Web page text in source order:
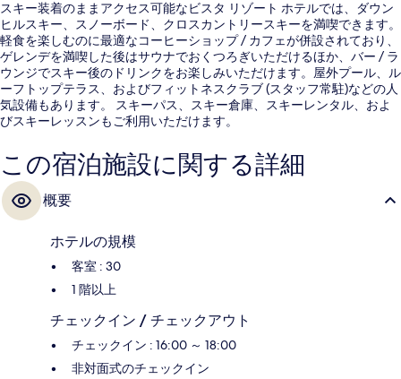
スキー装着のままアクセス可能なビスタ リゾート ホテルでは、ダウン
ヒルスキー、スノーボード、クロスカントリースキーを満喫できます。
軽食を楽しむのに最適なコーヒーショップ / カフェが併設されており、
ゲレンデを満喫した後はサウナでおくつろぎいただけるほか、バー / ラ
ウンジでスキー後のドリンクをお楽しみいただけます。屋外プール、ル
ーフトップテラス、およびフィットネスクラブ (スタッフ常駐)などの人
気設備もあります。 スキーパス、スキー倉庫、スキーレンタル、およ
びスキーレッスンもご利用いただけます。
この宿泊施設に関する詳細
概要
ホテルの規模
客室 : 30
1 階以上
チェックイン / チェックアウト
チェックイン : 16:00 ～ 18:00
非対面式のチェックイン